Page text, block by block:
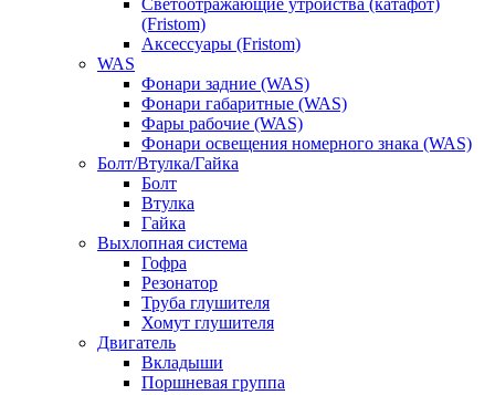
Светоотражающие утройства (катафот)
(Fristom)
Аксессуары (Fristom)
WAS
Фонари задние (WAS)
Фонари габаритные (WAS)
Фары рабочие (WAS)
Фонари освещения номерного знака (WAS)
Болт/Втулка/Гайка
Болт
Втулка
Гайка
Выхлопная система
Гофра
Резонатор
Труба глушителя
Хомут глушителя
Двигатель
Вкладыши
Поршневая группа